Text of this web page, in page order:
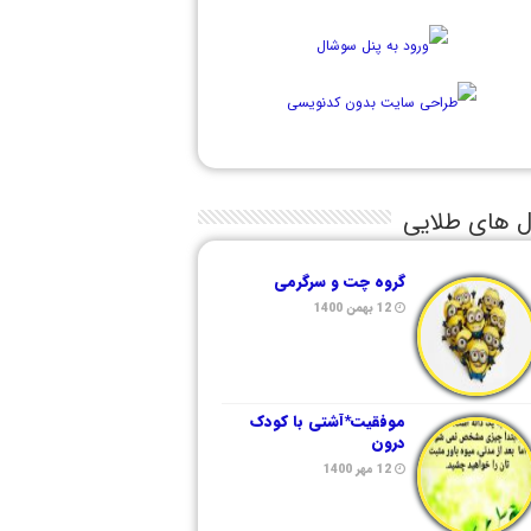
های طلایی
گروه چت و سرگرمی
12 بهمن 1400
موفقیت*آشتی با کودک
درون
12 مهر 1400